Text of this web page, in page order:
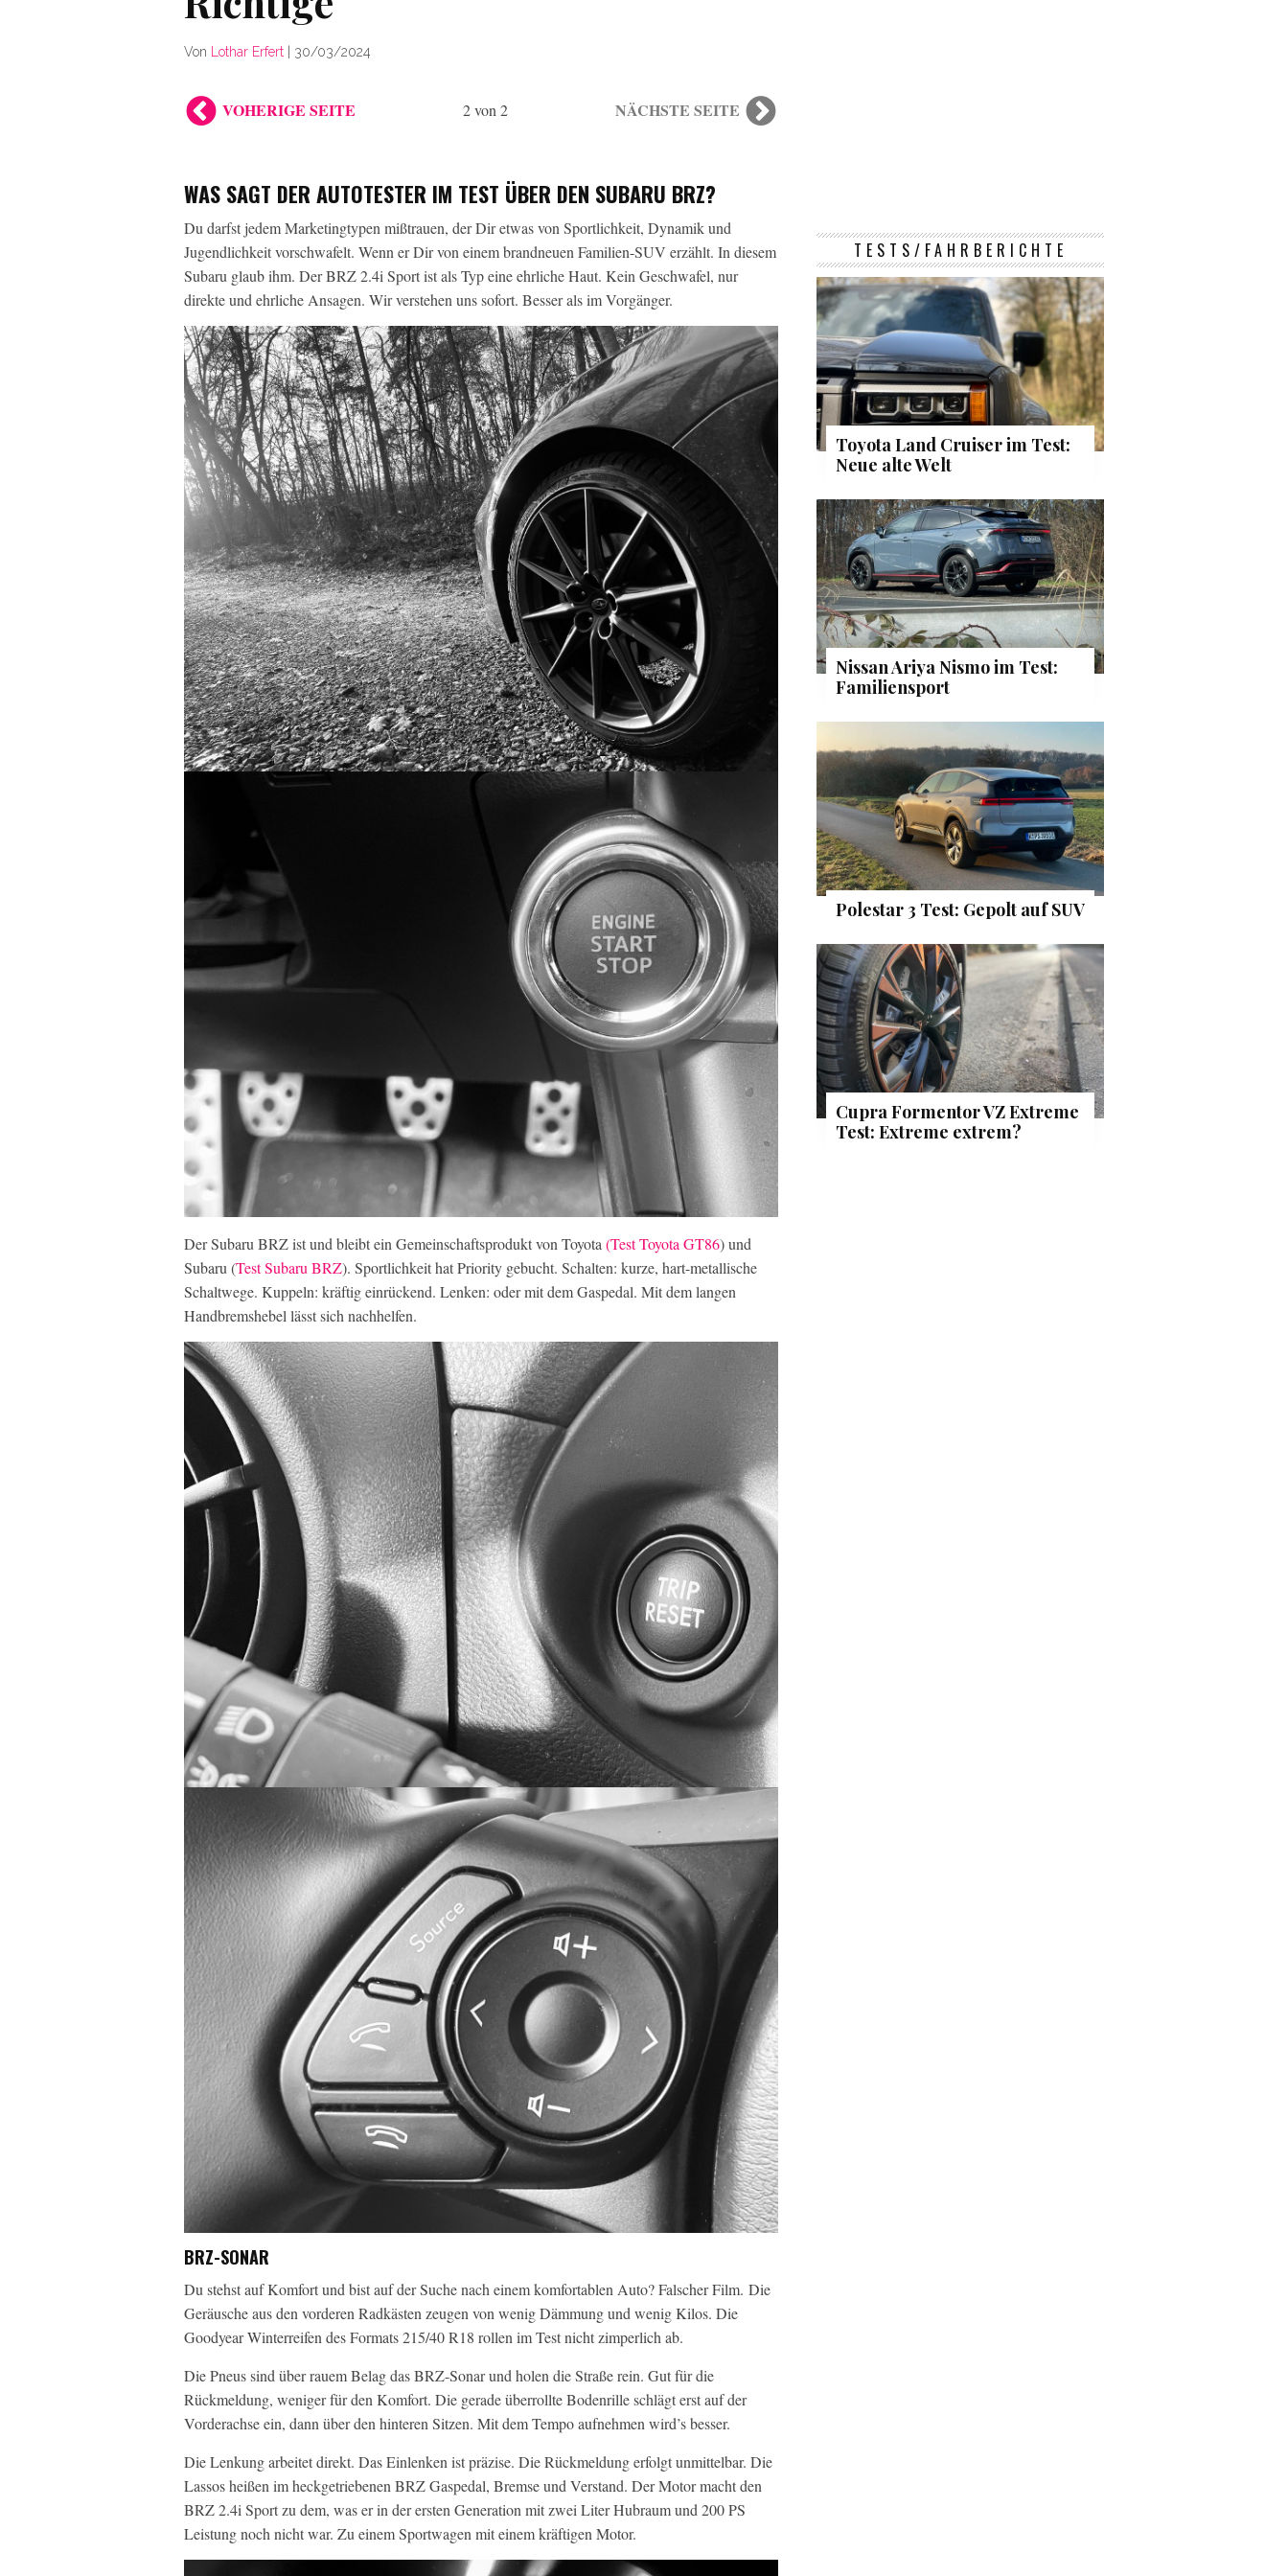
Von Lothar Erfert 30/03/2024
VOHERIGE SEITE 2 von 2 NÄCHSTE SEITE
WAS SAGT DER AUTOTESTER IM TEST ÜBER DEN SUBARU BRZ?
Du darfst jedem Marketingtypen mißtrauen, der Dir etwas von Sportlichkeit, Dynamik und
Jugendlichkeit vorschwafelt. Wenn er Dir von einem brandneuen Familien-SUV erzählt. In diesem
Subaru glaub ihm. Der BRZ 2.4i Sport ist als Typ eine ehrliche Haut. Kein Geschwafel, nur
direkte und ehrliche Ansagen. Wir verstehen uns sofort. Besser als im Vorgänger.
Der Subaru BRZ ist und bleibt ein Gemeinschaftsprodukt von Toyota (Test Toyota GT86) und
Subaru (Test Subaru BRZ). Sportlichkeit hat Priority gebucht. Schalten: kurze, hart-metallische
Schaltwege. Kuppeln: kräftig einrückend. Lenken: oder mit dem Gaspedal. Mit dem langen
Handbremshebel lässt sich nachhelfen.
BRZ-SONAR
Du stehst auf Komfort und bist auf der Suche nach einem komfortablen Auto? Falscher Film. Die
Geräusche aus den vorderen Radkästen zeugen von wenig Dämmung und wenig Kilos. Die
Goodyear Winterreifen des Formats 215/40 R18 rollen im Test nicht zimperlich ab.
Die Pneus sind über rauem Belag das BRZ-Sonar und holen die Straße rein. Gut für die
Rückmeldung, weniger für den Komfort. Die gerade überrollte Bodenrille schlägt erst auf der
Vorderachse ein, dann über den hinteren Sitzen. Mit dem Tempo aufnehmen wird’s besser.
Die Lenkung arbeitet direkt. Das Einlenken ist präzise. Die Rückmeldung erfolgt unmittelbar. Die
Lassos heißen im heckgetriebenen BRZ Gaspedal, Bremse und Verstand. Der Motor macht den
BRZ 2.4i Sport zu dem, was er in der ersten Generation mit zwei Liter Hubraum und 200 PS
Leistung noch nicht war. Zu einem Sportwagen mit einem kräftigen Motor.
TESTS/FAHRBERICHTE
Toyota Land Cruiser im Test:
Neue alte Welt
Nissan Ariya Nismo im Test:
Familiensport
Polestar 3 Test: Gepolt auf SUV
Cupra Formentor VZ Extreme
Test: Extreme extrem?